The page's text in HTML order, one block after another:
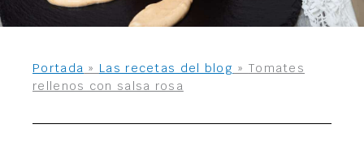
Portada » Las recetas del blog » Tomates
rellenos con salsa rosa